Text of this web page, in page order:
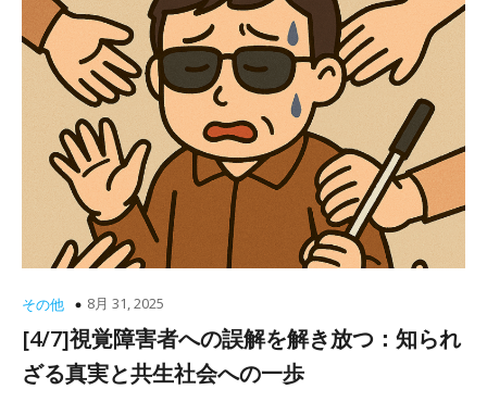
その他 8月 31, 2025
[4/7]視覚障害者への誤解を解き放つ：知られ
ざる真実と共生社会への一歩